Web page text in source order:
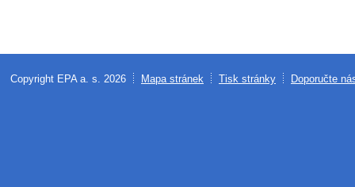
Copyright EPA a. s. 2026 Mapa stránek Tisk stránky Doporučte